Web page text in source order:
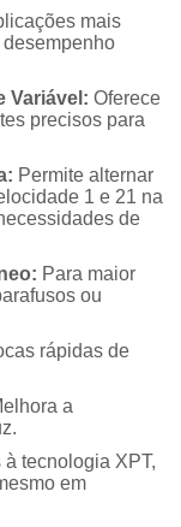
mais
Variável: Oferece
precisos para
Permite alternar
1 e 21 na
de
Para maior
ou
rápidas de
a
à tecnologia XPT,
em